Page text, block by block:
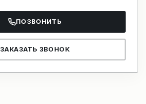
ПОЗВОНИТЬ
ЗАКАЗАТЬ ЗВОНОК